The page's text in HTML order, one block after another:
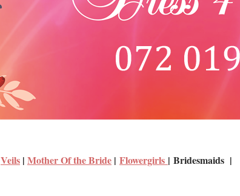
Veils | Mother Of the Bride | Flowergirls | Bridesmaids |